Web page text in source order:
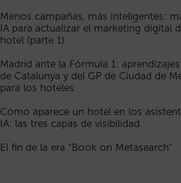
Menos campañas, más inteligentes:
IA para actualizar el marketing digital
hotel (parte 1)
Madrid ante la Fórmula 1:
de Catalunya y del GP de Ciudad de
para los hoteles
Cómo aparece un hotel en los
IA: las tres capas de visibilidad
El fin de la era “Book on Metasearch”